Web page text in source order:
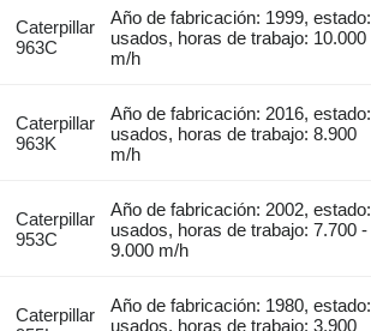
Caterpillar
963C
Año de fabricación: 1999, estado:
usados, horas de trabajo: 10.000
m/h
Caterpillar
963K
Año de fabricación: 2016, estado:
usados, horas de trabajo: 8.900
m/h
Caterpillar
953C
Año de fabricación: 2002, estado:
usados, horas de trabajo: 7.700 -
9.000 m/h
Caterpillar
Año de fabricación: 1980, estado:
usados, horas de trabajo: 3.900